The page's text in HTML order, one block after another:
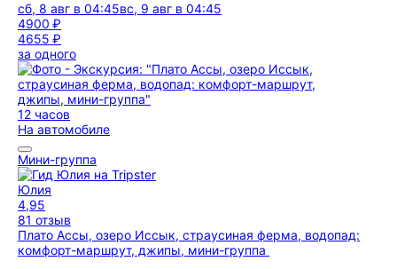
сб, 8 авг в 04:45вс, 9 авг в 04:45
4900 ₽
4655 ₽
за одного
12 часов
На автомобиле
Мини-группа
Юлия
4,95
81 отзыв
Плато Ассы, озеро Иссык, страусиная ферма, водопад:
комфорт-маршрут, джипы, мини-группа